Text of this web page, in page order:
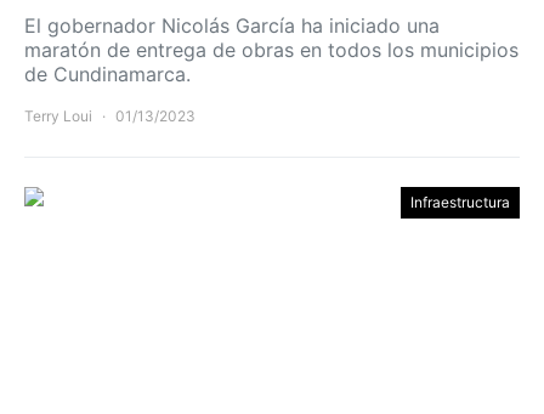
El gobernador Nicolás García ha iniciado una
maratón de entrega de obras en todos los municipios
de Cundinamarca.
Terry Loui 01/13/2023
Infraestructura